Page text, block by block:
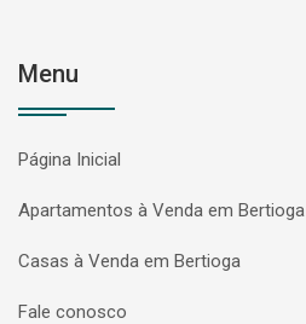
Menu
Página Inicial
Apartamentos à Venda em Bertioga
Casas à Venda em Bertioga
Fale conosco